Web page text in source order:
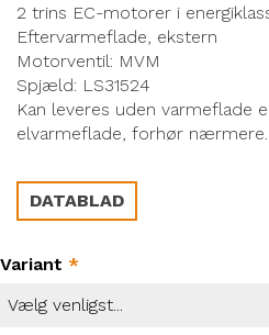
2 trins EC-motorer i
Eftervarmeflade, ekstern
Motorventil: MVM
Spjæld: LS31524
Kan leveres uden varmeflade
elvarmeflade, forhør nærmere.
DATABLAD
Variant *